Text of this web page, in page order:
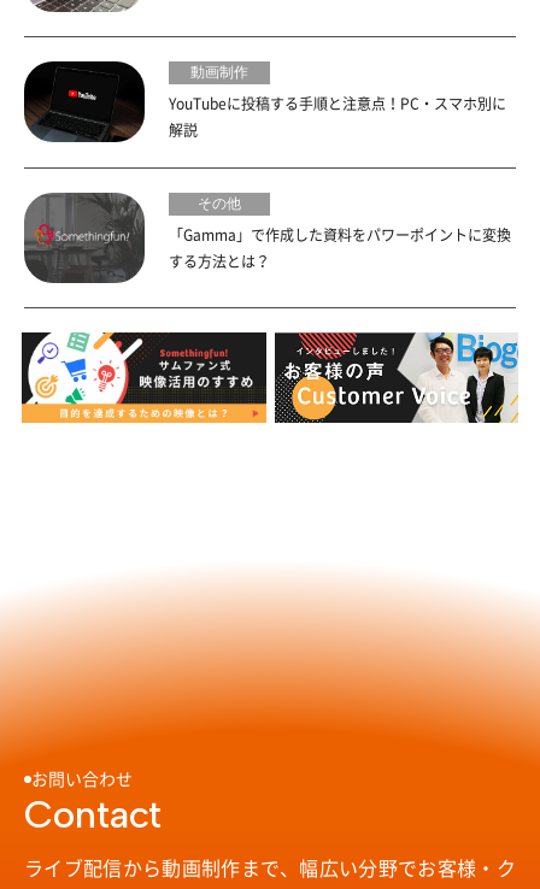
動画制作
YouTubeに投稿する手順と注意点！PC・スマホ別に
解説
その他
「Gamma」で作成した資料をパワーポイントに変換
する方法とは？
お問い合わせ
Contact
ライブ配信から動画制作まで、幅広い分野でお客様・ク